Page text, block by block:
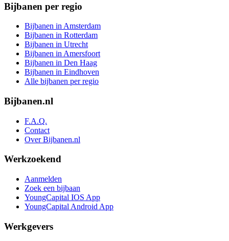
Bijbanen per regio
Bijbanen in Amsterdam
Bijbanen in Rotterdam
Bijbanen in Utrecht
Bijbanen in Amersfoort
Bijbanen in Den Haag
Bijbanen in Eindhoven
Alle bijbanen per regio
Bijbanen.nl
F.A.Q.
Contact
Over Bijbanen.nl
Werkzoekend
Aanmelden
Zoek een bijbaan
YoungCapital IOS App
YoungCapital Android App
Werkgevers